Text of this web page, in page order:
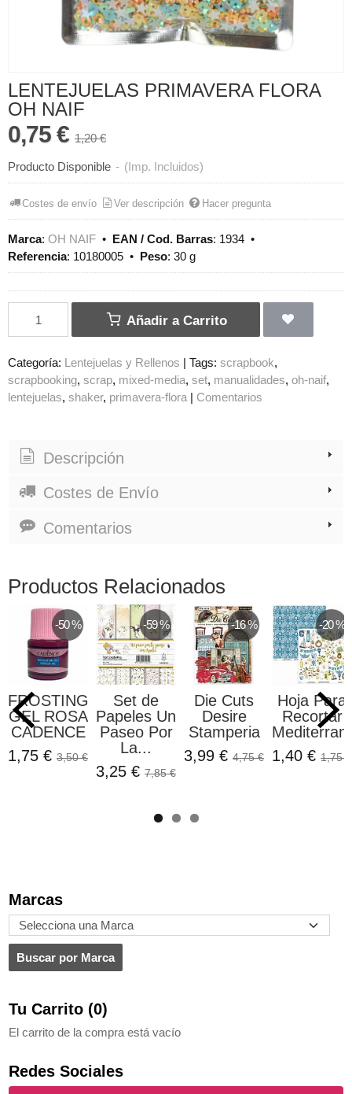
Marcas
Tu Carrito (0)
El carrito de la compra está vacío
Redes Sociales
LENTEJUELAS PRIMAVERA FLORA
OH NAIF
0,75 € 1,20 €
Producto Disponible - (Imp. Incluidos)
Costes de envío Ver descripción Hacer pregunta
Marca: OH NAIF • EAN / Cod. Barras: 1934 •
Referencia: 10180005 • Peso: 30 g
Añadir a Carrito
Categoría: Lentejuelas y Rellenos Tags: scrapbook
scrapbooking scrap mixed-media set manualidades oh-naif
lentejuelas shaker primavera-flora Comentarios
Descripción
Costes de Envío
Comentarios
Productos Relacionados
-50 %
FROSTING
GEL ROSA
CADENCE
1,75 € 3,50 €
-59 %
Set de
Papeles Un
Paseo Por
La...
3,25 € 7,85 €
-16 %
Die Cuts
Desire
Stamperia
3,99 € 4,75 €
-20 %
Hoja Para
Recortar
1,40 € 1,75 €